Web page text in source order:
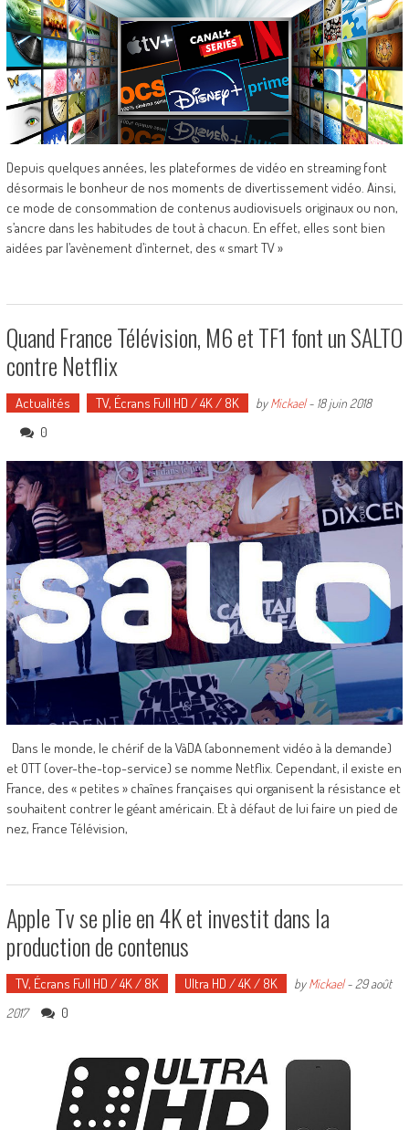
Depuis quelques années, les plateformes de vidéo en streaming font
désormais le bonheur de nos moments de divertissement vidéo. Ainsi,
ce mode de consommation de contenus audiovisuels originaux ou non,
s’ancre dans les habitudes de tout à chacun. En effet, elles sont bien
aidées par l’avènement d’internet, des « smart TV »
Quand France Télévision, M6 et TF1 font un SALTO
contre Netflix
Actualités TV, Écrans Full HD / 4K / 8K byMickael- 18 juin 2018
0
Dans le monde, le chérif de la VàDA (abonnement vidéo à la demande)
et OTT (over-the-top-service) se nomme Netflix. Cependant, il existe en
France, des « petites » chaînes françaises qui organisent la résistance et
souhaitent contrer le géant américain. Et à défaut de lui faire un pied de
nez, France Télévision,
Apple Tv se plie en 4K et investit dans la
production de contenus
TV, Écrans Full HD / 4K / 8K Ultra HD / 4K / 8K byMickael- 29 août
2017
0